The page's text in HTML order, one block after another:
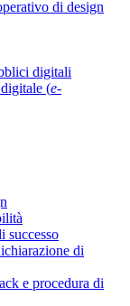
di design
digitali
(e-
successo
di
e procedura di